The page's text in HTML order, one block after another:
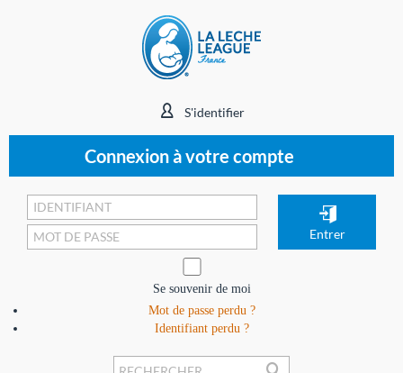
S'identifier
Connexion à votre compte
Se souvenir de moi
Mot de passe perdu ?
Identifiant perdu ?